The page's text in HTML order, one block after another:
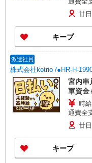
廿
キープ
派遣社員
株式会社kotrio /●HR-H-
宮内串
軍資
時
通費全
廿
キープ